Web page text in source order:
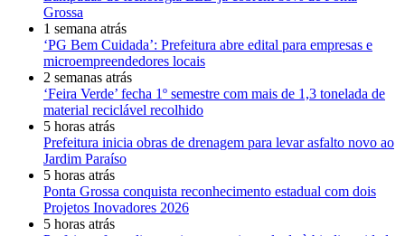
Grossa
1 semana atrás
‘PG Bem Cuidada’: Prefeitura abre edital para empresas e
microempreendedores locais
2 semanas atrás
‘Feira Verde’ fecha 1º semestre com mais de 1,3 tonelada de
material reciclável recolhido
5 horas atrás
Prefeitura inicia obras de drenagem para levar asfalto novo ao
Jardim Paraíso
5 horas atrás
Ponta Grossa conquista reconhecimento estadual com dois
Projetos Inovadores 2026
5 horas atrás